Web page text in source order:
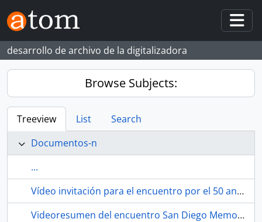
Skip to main content
desarrollo de archivo de la digitalizadora
Browse Subjects:
Treeview List
Search
Documentos-n
...
Vídeo invitación para el encuentro por el 50 aniversario del cierre de la Escuela Profesional SAFA de Riotinto (Huelva, España). 2023
Videoresumen del encuentro San Diego Memorias de la periferia urbana. 2021. Sevilla (España).